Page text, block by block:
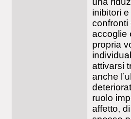
inibitori
confronti
accoglie
propria
attivarsi
anche
ruolo
affetto,